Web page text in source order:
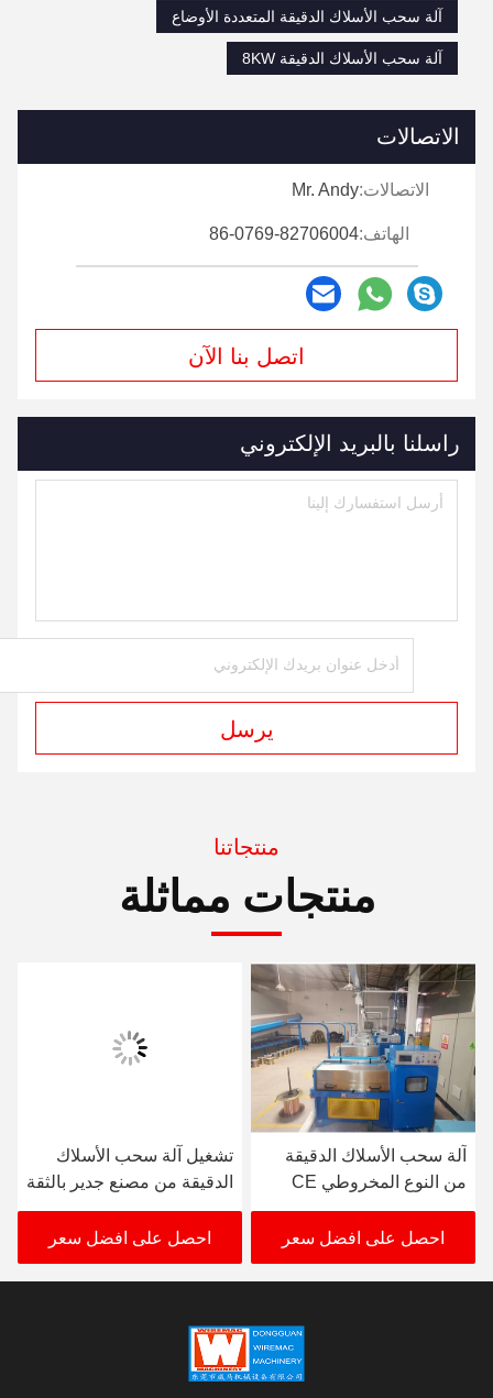
آلة سحب الأسلاك الدقيقة المتعددة الأوضاع
آلة سحب الأسلاك الدقيقة 8KW
الاتصالات
الاتصالات:Mr. Andy
الهاتف:86-0769-82706004
اتصل بنا الآن
راسلنا بالبريد الإلكتروني
يرسل
منتجاتنا
منتجات مماثلة
آلة سحب الأسلاك الدقيقة
من النوع المخروطي CE
380V-480V تتحرك متزامن
احصل على افضل سعر
تشغيل آلة سحب الأسلاك
الدقيقة من مصنع جدير بالثقة
احصل على افضل سعر